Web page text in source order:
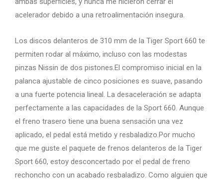
acelerador debido a una retroalimentación insegura.
Los discos delanteros de 310 mm de la Tiger Sport 660 te
permiten rodar al máximo, incluso con las modestas
pinzas Nissin de dos pistones.El compromiso inicial en la
palanca ajustable de cinco posiciones es suave, pasando
a una fuerte potencia lineal. La desaceleración se adapta
perfectamente a las capacidades de la Sport 660. Aunque
el freno trasero tiene una buena sensación una vez
aplicado, el pedal está metido y resbaladizo.Por mucho
que me guste el paquete de frenos delanteros de la Tiger
Sport 660, estoy desconcertado por el pedal de freno
rechoncho con un acabado resbaladizo. Como alguien que